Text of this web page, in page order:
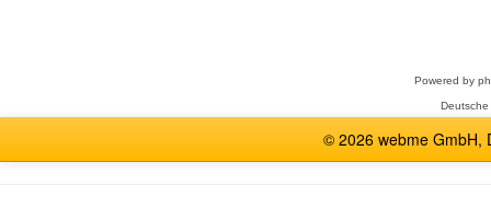
Powered by
© 2026 webme GmbH,